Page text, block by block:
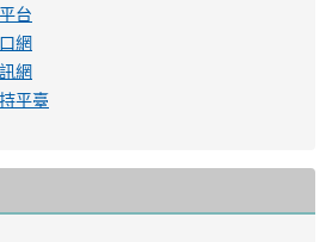
台
網
網
平臺